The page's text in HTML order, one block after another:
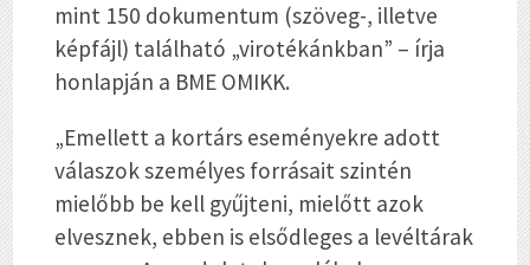
mint 150 dokumentum (szöveg-, illetve
képfájl) található „virotékánkban” – írja
honlapján a BME OMIKK.
„Emellett a kortárs eseményekre adott
válaszok személyes forrásait szintén
mielőbb be kell gyűjteni, mielőtt azok
elvesznek, ebben is elsődleges a levéltárak